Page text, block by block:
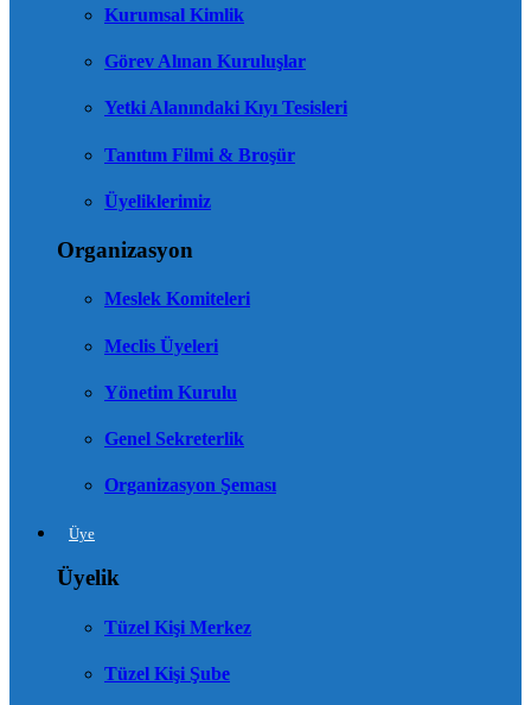
Kurumsal Kimlik
Görev Alınan Kuruluşlar
Yetki Alanındaki Kıyı Tesisleri
Tanıtım Filmi & Broşür
Üyeliklerimiz
Organizasyon
Meslek Komiteleri
Meclis Üyeleri
Yönetim Kurulu
Genel Sekreterlik
Organizasyon Şeması
Üye
Üyelik
Tüzel Kişi Merkez
Tüzel Kişi Şube